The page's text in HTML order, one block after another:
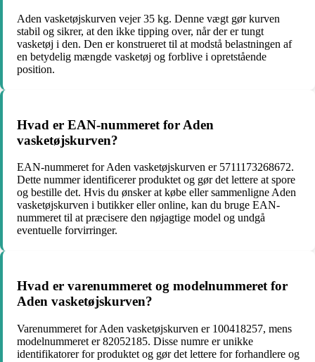
Aden vasketøjskurven vejer 35 kg. Denne vægt gør kurven
stabil og sikrer, at den ikke tipping over, når der er tungt
vasketøj i den. Den er konstrueret til at modstå belastningen af
en betydelig mængde vasketøj og forblive i opretstående
position.
Hvad er EAN-nummeret for Aden
vasketøjskurven?
EAN-nummeret for Aden vasketøjskurven er 5711173268672.
Dette nummer identificerer produktet og gør det lettere at spore
og bestille det. Hvis du ønsker at købe eller sammenligne Aden
vasketøjskurven i butikker eller online, kan du bruge EAN-
nummeret til at præcisere den nøjagtige model og undgå
eventuelle forvirringer.
Hvad er varenummeret og modelnummeret for
Aden vasketøjskurven?
Varenummeret for Aden vasketøjskurven er 100418257, mens
modelnummeret er 82052185. Disse numre er unikke
identifikatorer for produktet og gør det lettere for forhandlere og